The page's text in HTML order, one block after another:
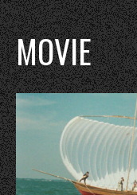
MOVIE